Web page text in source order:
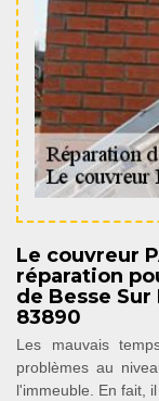
Le couvreur
réparation
de Besse
83890
Les mauvais
problèmes au
l'immeuble. En fait,